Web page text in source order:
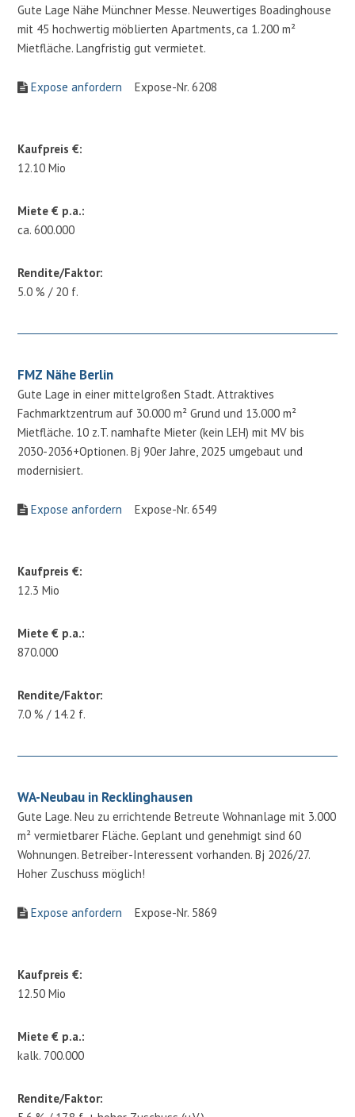
Gute Lage Nähe Münchner Messe. Neuwertiges Boadinghouse
mit 45 hochwertig möblierten Apartments, ca 1.200 m²
Mietfläche. Langfristig gut vermietet.
Expose anfordern Expose-Nr. 6208
Kaufpreis €:
12.10 Mio
Miete € p.a.:
ca. 600.000
Rendite/Faktor:
5.0 % / 20 f.
FMZ Nähe Berlin
Gute Lage in einer mittelgroßen Stadt. Attraktives
Fachmarktzentrum auf 30.000 m² Grund und 13.000 m²
Mietfläche. 10 z.T. namhafte Mieter (kein LEH) mit MV bis
2030-2036+Optionen. Bj 90er Jahre, 2025 umgebaut und
modernisiert.
Expose anfordern Expose-Nr. 6549
Kaufpreis €:
12.3 Mio
Miete € p.a.:
870.000
Rendite/Faktor:
7.0 % / 14.2 f.
WA-Neubau in Recklinghausen
Gute Lage. Neu zu errichtende Betreute Wohnanlage mit 3.000
m² vermietbarer Fläche. Geplant und genehmigt sind 60
Wohnungen. Betreiber-Interessent vorhanden. Bj 2026/27.
Hoher Zuschuss möglich!
Expose anfordern Expose-Nr. 5869
Kaufpreis €:
12.50 Mio
Miete € p.a.:
kalk. 700.000
Rendite/Faktor: